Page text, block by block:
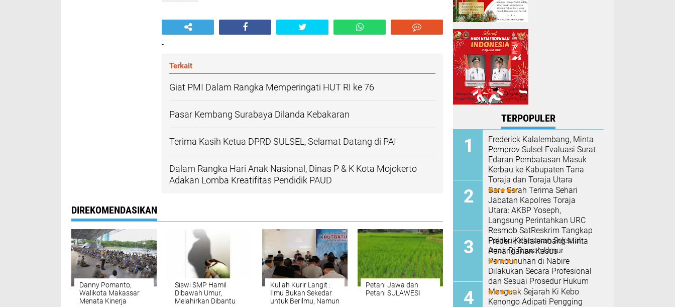
-
Terkait
Giat PMI Dalam Rangka Memperingati HUT RI ke 76
Pasar Kembang Surabaya Dilanda Kebakaran
Terima Kasih Ketua DPRD SULSEL, Selamat Datang di PAI
Dalam Rangka Hari Anak Nasional, Dinas P & K Kota Mojokerto
Adakan Lomba Kreatifitas Pendidik PAUD
DIREKOMENDASIKAN
Danny Pomanto,
Walikota Makassar
Menata Kinerja
Siswi SMP Hamil
Dibawah Umur,
Melahirkan Dibantu
Kuliah Kurir Langit :
Ilmu Bukan Sekedar
untuk Berilmu, Namun
Petani Jawa dan
Petani SULAWESI
TERPOPULER
Frederick Kalalembang, Minta
Pemprov Sulsel Evaluasi Surat
Edaran Pembatasan Masuk
Kerbau ke Kabupaten Tana
Toraja dan Toraja Utara
Baru Serah Terima Sehari
Jabatan Kapolres Toraja
Utara: AKBP Yoseph,
Langsung Perintahkan URC
Resmob SatReskrim Tangkap
Pelaku Kekerasan Seksual
Anak Di Bawah Umur
Frederik Kalalembang Minta
Penanganan Kasus
Pembunuhan di Nabire
Dilakukan Secara Profesional
dan Sesuai Prosedur Hukum
Menguak Sejarah Ki Kebo
Kenongo Adipati Pengging